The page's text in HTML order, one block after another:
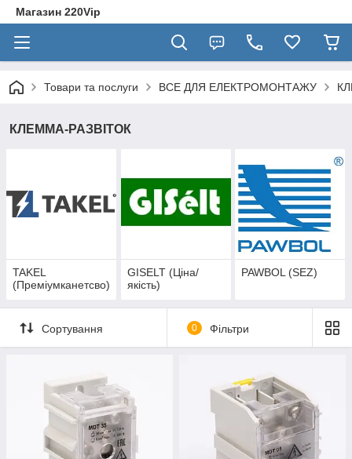
Магазин 220Vip
Товари та послуги ВСЕ ДЛЯ ЕЛЕКТРОМОНТАЖУ
КЛЕММА-РАЗВІТОК
TAKEL
(Преміумканетсво)
GISELT (Ціна/
якість)
PAWBOL (SEZ)
Сортування 0 Фільтри